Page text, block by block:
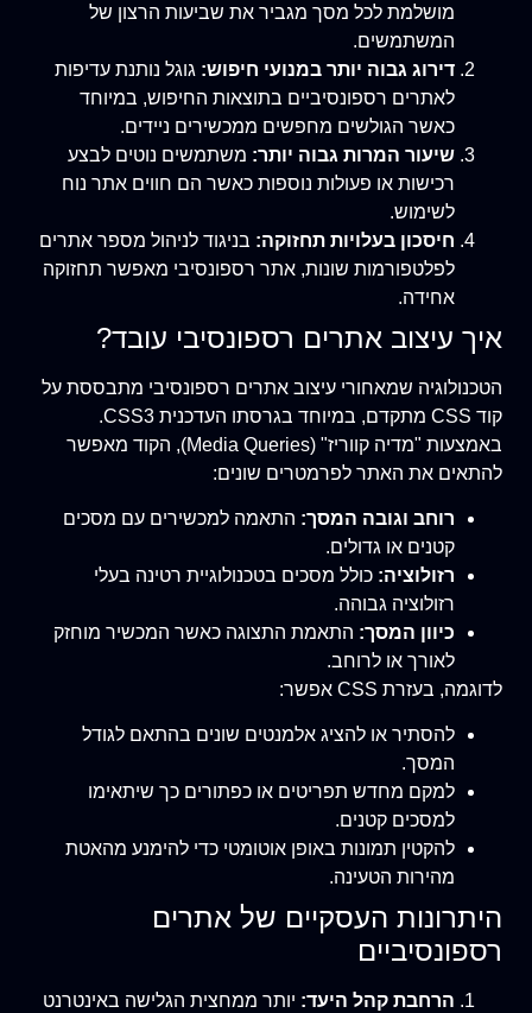
מושלמת לכל מסך מגביר את שביעות הרצון של
המשתמשים.
דירוג גבוה יותר במנועי חיפוש: גוגל נותנת עדיפות
לאתרים רספונסיביים בתוצאות החיפוש, במיוחד
כאשר הגולשים מחפשים ממכשירים ניידים.
שיעור המרות גבוה יותר: משתמשים נוטים לבצע
רכישות או פעולות נוספות כאשר הם חווים אתר נוח
לשימוש.
חיסכון בעלויות תחזוקה: בניגוד לניהול מספר אתרים
לפלטפורמות שונות, אתר רספונסיבי מאפשר תחזוקה
אחידה.
איך עיצוב אתרים רספונסיבי עובד?
הטכנולוגיה שמאחורי עיצוב אתרים רספונסיבי מתבססת על
קוד CSS מתקדם, במיוחד בגרסתו העדכנית CSS3.
באמצעות "מדיה קווריז" (Media Queries), הקוד מאפשר
להתאים את האתר לפרמטרים שונים:
רוחב וגובה המסך: התאמה למכשירים עם מסכים
קטנים או גדולים.
רזולוציה: כולל מסכים בטכנולוגיית רטינה בעלי
רזולוציה גבוהה.
כיוון המסך: התאמת התצוגה כאשר המכשיר מוחזק
לאורך או לרוחב.
לדוגמה, בעזרת CSS אפשר:
להסתיר או להציג אלמנטים שונים בהתאם לגודל
המסך.
למקם מחדש תפריטים או כפתורים כך שיתאימו
למסכים קטנים.
להקטין תמונות באופן אוטומטי כדי להימנע מהאטת
מהירות הטעינה.
היתרונות העסקיים של אתרים
רספונסיביים
הרחבת קהל היעד: יותר ממחצית הגלישה באינטרנט